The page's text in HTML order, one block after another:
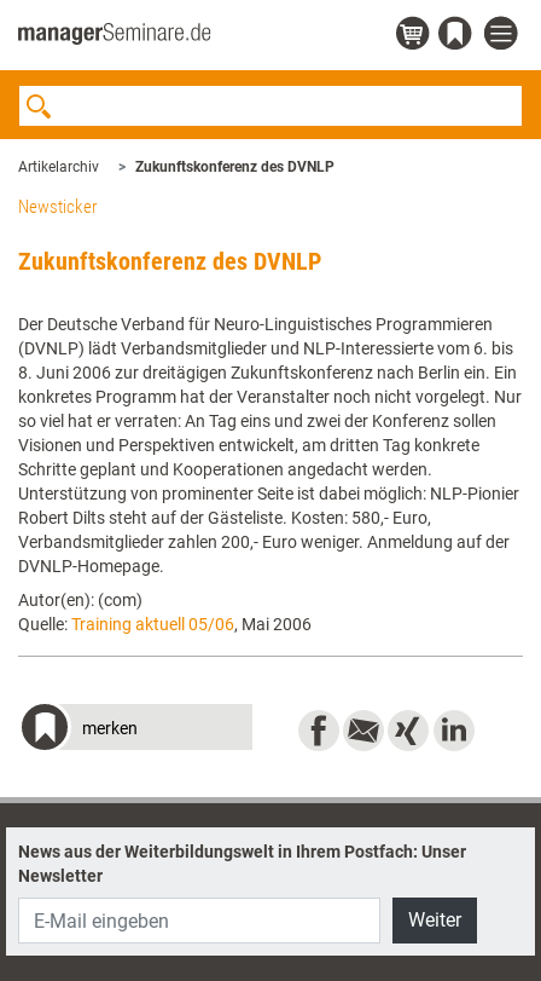
Artikelarchiv Zukunftskonferenz des DVNLP
Newsticker
Zukunftskonferenz des DVNLP
Der Deutsche Verband für Neuro-Linguistisches Programmieren
(DVNLP) lädt Verbandsmitglieder und NLP-Interessierte vom 6. bis
8. Juni 2006 zur dreitägigen Zukunftskonferenz nach Berlin ein. Ein
konkretes Programm hat der Veranstalter noch nicht vorgelegt. Nur
so viel hat er verraten: An Tag eins und zwei der Konferenz sollen
Visionen und Perspektiven entwickelt, am dritten Tag konkrete
Schritte geplant und Kooperationen angedacht werden.
Unterstützung von prominenter Seite ist dabei möglich: NLP-Pionier
Robert Dilts steht auf der Gästeliste. Kosten: 580,- Euro,
Verbandsmitglieder zahlen 200,- Euro weniger. Anmeldung auf der
DVNLP-Homepage.
Autor(en): (com)
Quelle:Training aktuell 05/06, Mai 2006
merken
News aus der Weiterbildungswelt in Ihrem Postfach: Unser
Newsletter
Weiter